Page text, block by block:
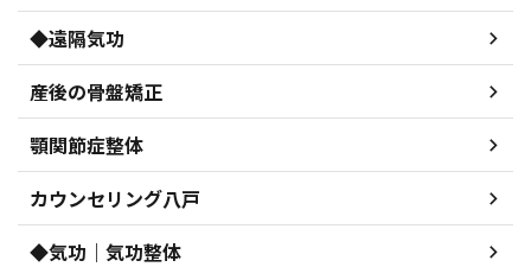
◆遠隔気功
産後の骨盤矯正
顎関節症整体
カウンセリング八戸
◆気功｜気功整体